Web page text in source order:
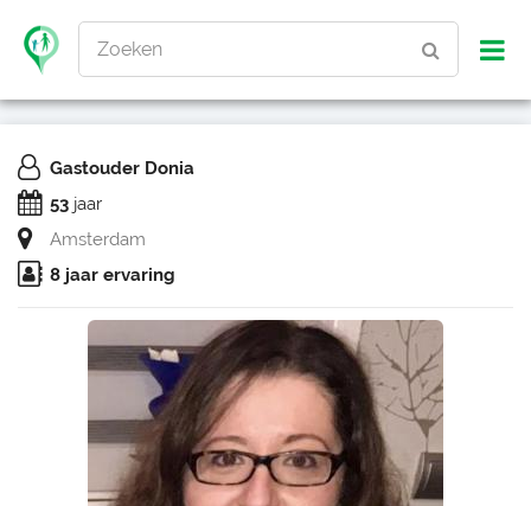
Zoeken
Gastouder Donia
53 jaar
Amsterdam
8 jaar ervaring